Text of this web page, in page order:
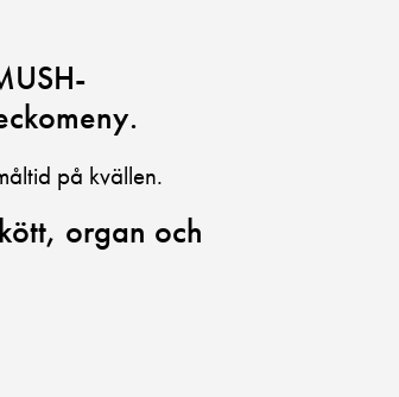
på kvällen.
organ och